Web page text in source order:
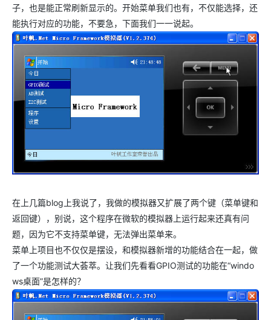
子，也是能正常刷新显示的。开始菜单我们也有，不仅能选择，还
能执行对应的功能，不要急，下面我们一一说起。
在上几篇blog上我说了，我做的模拟器又扩展了两个键（菜单键和
返回键），别说，这个程序在微软的模拟器上运行起来还真有问
题，因为它不支持菜单键，无法弹出菜单来。
菜单上项目也不仅仅是摆设，和模拟器新增的功能结合在一起，做
了一个功能测试大荟萃。让我们先看看GPIO测试的功能在“windo
ws桌面”是怎样的？